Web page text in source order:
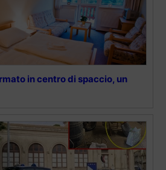
in centro di spaccio, un